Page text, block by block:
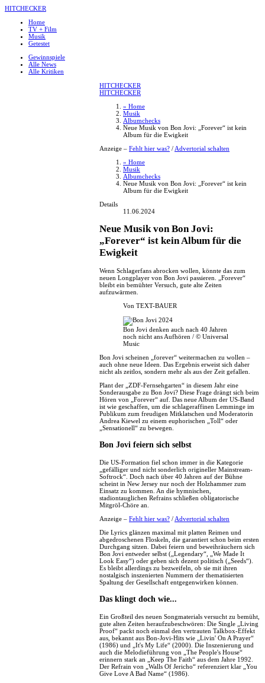
HITCHECKER
Home
TV + Film
Musik
Getestet
Gewinnspiele
Alle News
Alle Kritiken
HITCHECKER
HITCHECKER
» Home
Musik
Albumchecks
Neue Musik von Bon Jovi: „Forever“ ist kein
Album für die Ewigkeit
Anzeige – Fehlt hier was? / Advertorial schalten
» Home
Musik
Albumchecks
Neue Musik von Bon Jovi: „Forever“ ist kein
Album für die Ewigkeit
Details
11.06.2024
Neue Musik von Bon Jovi:
„Forever“ ist kein Album für die
Ewigkeit
Wenn Schlagerfans abrocken wollen, könnte das zum
neuen Longplayer von Bon Jovi passieren. „Forever“
bleibt ein bemühter Versuch, gute alte Zeiten
aufzuwärmen.
Von TEXT-BAUER
Bon Jovi denken auch nach 40 Jahren
noch nicht ans Aufhören / © Universal
Music
Bon Jovi scheinen „forever“ weitermachen zu wollen –
auch ohne neue Ideen. Das Ergebnis erweist sich daher
nicht als zeitlos, sondern mehr als aus der Zeit gefallen.
Plant der „ZDF-Fernsehgarten“ in diesem Jahr eine
Sonderausgabe zu Bon Jovi? Diese Frage drängt sich beim
Hören von „Forever“ auf. Das neue Album der US-Band
ist wie geschaffen, um die schlageraffinen Lemminge im
Publikum zum freudigen Mitklatschen und Moderatorin
Andrea Kiewel zu einem euphorischen „Toll“ oder
„Sensationell“ zu bewegen.
Bon Jovi feiern sich selbst
Die US-Formation fiel schon immer in die Kategorie
„gefälliger und nicht sonderlich origineller Mainstream-
Softrock“. Doch nach über 40 Jahren auf der Bühne
scheint in New Jersey nur noch der Holzhammer zum
Einsatz zu kommen. An die hymnischen,
stadiontauglichen Refrains schließen obligatorische
Mitgröl-Chöre an.
Anzeige – Fehlt hier was? / Advertorial schalten
Die Lyrics glänzen maximal mit platten Reimen und
abgedroschenen Floskeln, die garantiert schon beim ersten
Durchgang sitzen. Dabei feiern und beweihräuchern sich
Bon Jovi entweder selbst („Legendary“, „We Made It
Look Easy“) oder geben sich dezent politisch („Seeds“).
Es bleibt allerdings zu bezweifeln, ob sie mit ihren
nostalgisch inszenierten Nummern der thematisierten
Spaltung der Gesellschaft entgegenwirken können.
Das klingt doch wie...
Ein Großteil des neuen Songmaterials versucht zu bemüht,
gute alten Zeiten heraufzubeschwören: Die Single „Living
Proof“ packt noch einmal den vertrauten Talkbox-Effekt
aus, bekannt aus Bon-Jovi-Hits wie „Livin' On A Prayer“
(1986) und „It's My Life“ (2000). Die Inszenierung und
auch die Melodieführung von „The People's House“
erinnern stark an „Keep The Faith“ aus dem Jahre 1992.
Der Refrain von „Walls Of Jericho“ referenziert klar „You
Give Love A Bad Name“ (1986).